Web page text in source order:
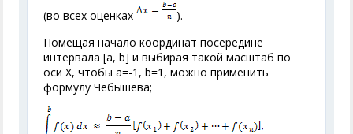
(во всех оценках
).
Помещая начало координат посередине
интервала [а, b] и выбирая такой масштаб по
оси X, чтобы а=-1, b=1, можно применить
формулу Чебышева;